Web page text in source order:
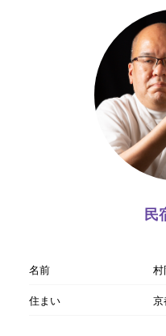
民
名前
村
住まい